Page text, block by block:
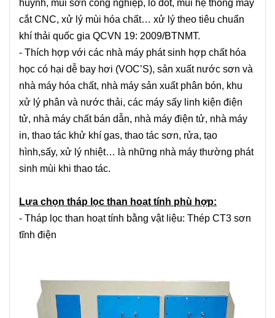
huỳnh, mùi sơn công nghiệp, lò đốt, mùi hệ thống máy
cắt CNC, xử lý mùi hóa chất… xử lý theo tiêu chuẩn
khí thải quốc gia QCVN 19: 2009/BTNMT.
- Thích hợp với các nhà máy phát sinh hợp chất hóa
học có hại dễ bay hơi (VOC’S), sản xuất nước sơn và
nhà máy hóa chất, nhà máy sản xuất phân bón, khu
xử lý phân và nước thải, các máy sấy linh kiện điện
tử, nhà máy chất bán dẫn, nhà máy điện tử, nhà máy
in, thao tác khử khí gas, thao tác sơn, rửa, tạo
hình,sấy, xử lý nhiệt… là những nhà máy thường phát
sinh mùi khi thao tác.
Lựa chọn tháp lọc than hoạt tính phù hợp:
- Tháp lọc than hoạt tính bằng vật liệu: Thép CT3 sơn
tĩnh điện